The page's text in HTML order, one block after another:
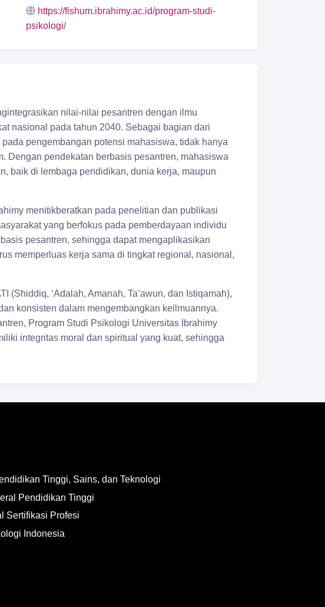
https://fishum.ibrahimy.ac.id/program-studi-
psikologi/
nilai-nilai pesantren dengan ilmu
nasional pada tahun 2040. Sebagai bagian dari
pengembangan potensi mahasiswa, tidak hanya
Dengan pendekatan berbasis pesantren, mahasiswa
baik di lembaga pendidikan, dunia kerja, maupun
menitikberatkan pada penelitian dan publikasi
yang berfokus pada pemberdayaan individu
pesantren, sehingga dapat mengaplikasikan
memperluas kerja sama di tingkat regional, nasional,
‘Adalah, Amanah, Ta’awun, dan Istiqamah),
konsisten dalam mengembangkan keilmuannya.
Program Studi Psikologi Universitas Ibrahimy
integritas moral dan spiritual yang kuat, sehingga
Tinggi, Sains, dan Teknologi
Pendidikan Tinggi
Sertifikasi Profesi
Indonesia